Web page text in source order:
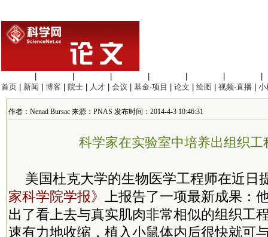
首页
新闻 博客 院士 人才 会议 基金·项目 论文 绘图 视频·直播 小
作者：Nenad Bursac 来源：PNAS 发布时间：2014-4-3 10:46:31
科学家在实验室中培养出组织工
美国杜克大学的生物医学工程师在近日
家科学院学报》
上报告了一项最新成果：
出了看上去与真实肌肉非常相似的组织工
速有力地收缩，植入小鼠体内后很快就可